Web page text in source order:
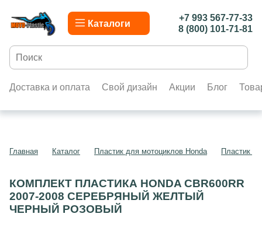
Каталоги
+7 993 567-77-33
8 (800) 101-71-81
Доставка и оплата Свой дизайн Акции Блог
Главная Каталог Пластик для мотоциклов Honda Пластик
КОМПЛЕКТ ПЛАСТИКА HONDA CBR600RR
2007-2008 СЕРЕБРЯНЫЙ ЖЕЛТЫЙ
ЧЕРНЫЙ РОЗОВЫЙ